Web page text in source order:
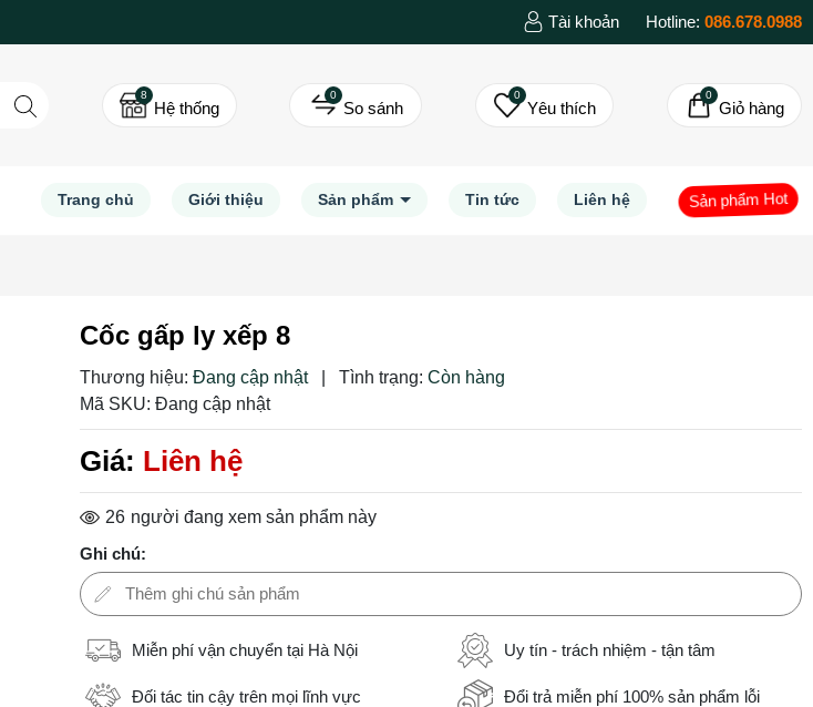
Tài khoản Hotline: 086.678.0988
8
Hệ thống
0
So sánh
0
Yêu thích
0
Giỏ hàng
Trang chủ Giới thiệu Sản phẩm Tin tức Liên hệ Sản phẩm Hot
Cốc gấp ly xếp 8
Thương hiệu: Đang cập nhật Tình trạng: Còn hàng
Mã SKU: Đang cập nhật
Giá: Liên hệ
26 người đang xem sản phẩm này
Ghi chú:
Miễn phí vận chuyển tại Hà Nội Uy tín - trách nhiệm - tận tâm
Đối tác tin cậy trên mọi lĩnh vực Đổi trả miễn phí 100% sản phẩm lỗi